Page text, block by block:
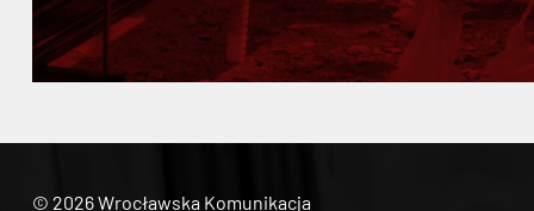
© 2026 Wrocławska Komunikacja